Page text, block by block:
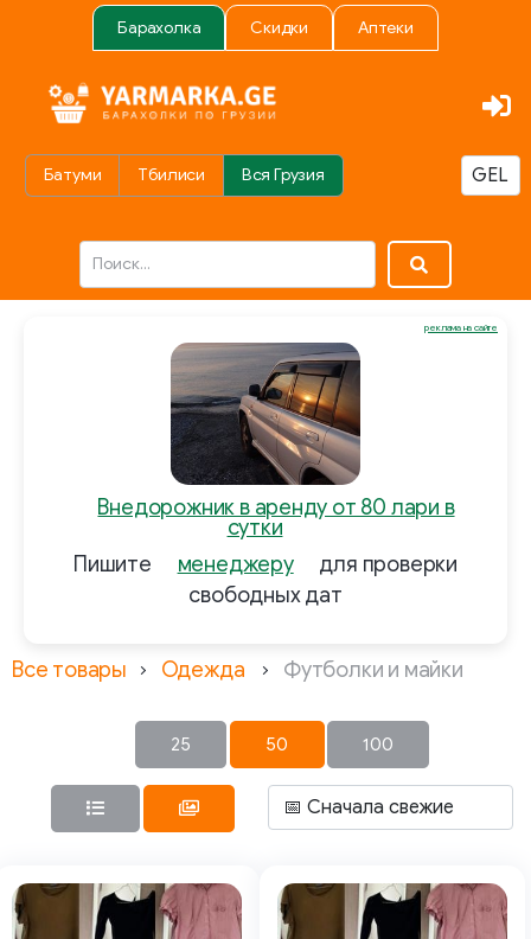
Барахолка Скидки Аптеки
Батуми Тбилиси Вся Грузия
Внедорожник в аренду от 80 лари в
сутки
Пишите
менеджеру
для проверки
свободных дат
реклама на сайте
Все товары Одежда Футболки и майки
25 50 100